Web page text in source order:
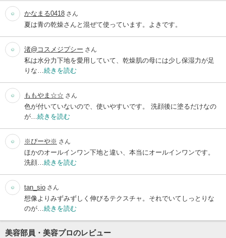
かなまる0418 さん
夏は青の乾燥さんと混ぜて使っています。よきです。
渚@コスメジプシー さん
私は水分力下地を愛用していて、乾燥肌の母には少し保湿力が足
りな… 続きを読む
ももやま☆☆ さん
色が付いていないので、使いやすいです。 洗顔後に塗るだけなの
が… 続きを読む
※ぴーや※ さん
ほかのオールインワン下地と違い、本当にオールインワンです。
洗顔… 続きを読む
tan_sio さん
想像よりみずみずしく伸びるテクスチャ。それでいてしっとりな
のが… 続きを読む
美容部員・美容プロのレビュー